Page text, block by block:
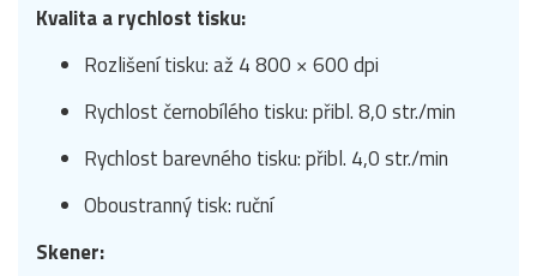
Kvalita a rychlost tisku:
Rozlišení tisku: až 4 800 × 600 dpi
Rychlost černobílého tisku: přibl. 8,0 str./min
Rychlost barevného tisku: přibl. 4,0 str./min
Oboustranný tisk: ruční
Skener: